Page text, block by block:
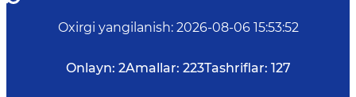
Oxirgi yangilanish: 2026-08-06 15:53:52
Onlayn: 2Amallar: 223Tashriflar: 127